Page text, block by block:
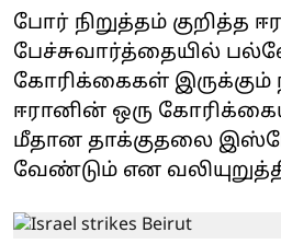
போர் நிறுத்தம் குறித்த
பேச்சுவார்த்தையில்
கோரிக்கைகள் இருக்கும்
ஈரானின் ஒரு
மீதான தாக்குதலை
வேண்டும் என